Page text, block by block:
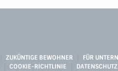
ZUKÜNTIGE BEWOHNER
FÜR
COOKIE-RICHTLINIE